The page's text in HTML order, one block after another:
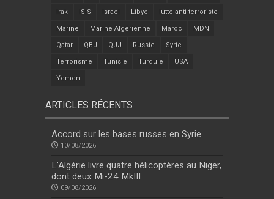
Irak ISIS Israel Libye lutte anti terroriste
Marine Marine Algérienne Maroc MDN
Qatar QBJ QJJ Russie Syrie
Terrorisme Tunisie Turquie USA
Yemen
ARTICLES RÉCENTS
Accord sur les bases russes en Syrie
10/08/2026
L’Algérie livre quatre hélicoptères au Niger,
dont deux Mi-24 MkIII
09/08/2026